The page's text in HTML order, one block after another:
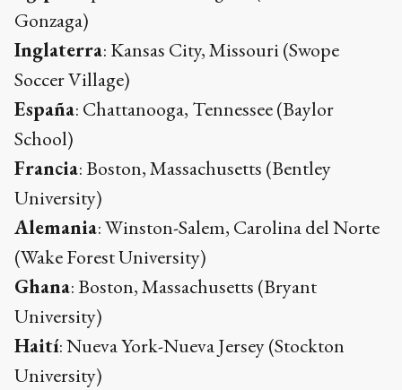
Gonzaga)
Inglaterra: Kansas City, Missouri (Swope
Soccer Village)
España: Chattanooga, Tennessee (Baylor
School)
Francia: Boston, Massachusetts (Bentley
University)
Alemania: Winston-Salem, Carolina del Norte
(Wake Forest University)
Ghana: Boston, Massachusetts (Bryant
University)
Haití: Nueva York-Nueva Jersey (Stockton
University)